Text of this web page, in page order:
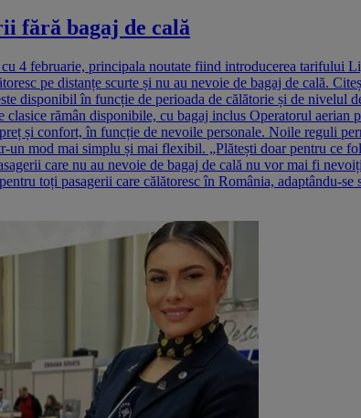
fără bagaj de cală
4 februarie, principala noutate fiind introducerea tarifului
pe distanțe scurte și nu au nevoie de bagaj de cală.
disponibil în funcție de perioada de călătorie și de nivelul
rămân disponibile, cu bagaj inclus Operatorul aerian
și confort, în funcție de nevoile personale. Noile reguli
mod mai simplu și mai flexibil. „Plătești doar pentru ce
care nu au nevoie de bagaj de cală nu vor mai fi
toți pasagerii care călătoresc în România, adaptându-